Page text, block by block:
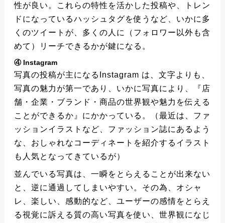
性が良い。これらの特性を活かした投稿や、トレン
ドになっているハッシュタグを使うなど、いかに多
くのツイートが、多くの人に（フォロワー以外も含
めて）リーチできるかが鍵になる。
④ Instagram
写真の投稿が主になるInstagram は、文字よりも、
写真の魅力が第一であり、いかに写真により、『店
舗・企業・ブランド・商品の世界観や魅力を伝える
ことができるか』にかかっている。（最近は、ファ
ッションイラストなど、ファッション誌にあるよう
な、おしゃれなコーディネートを紹介するイラスト
も人気となってきているが）
並んでいる写真は、一瞬をとらえることが出来ない
と、逆に通過してしまいやすい。その為、オシャ
レ、楽しい、感動的など、ユーザーの感情をとらえ
る視覚に訴える質の高い写真を使い、世界観になじ